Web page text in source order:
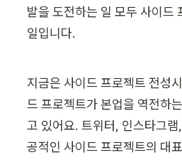
발을 도전하는 일 모두 사이드
일입니다.
지금은 사이드 프로젝트 전성
드 프로젝트가 본업을 역전하
고 있어요. 트위터, 인스타그
공적인 사이드 프로젝트의 대